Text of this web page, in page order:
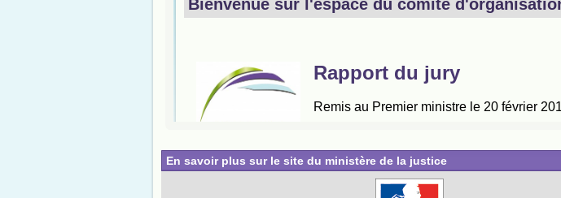
En savoir plus sur le site du ministère de la justice